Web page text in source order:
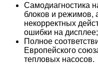
Самодиагностика
блоков и режимов,
некорректных
ошибки на дисплее;
Полное
Европейского
тепловых насосов.